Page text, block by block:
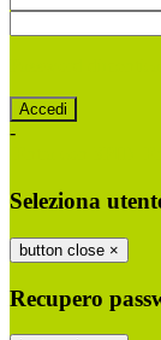
-
Seleziona
button close ×
Recupero